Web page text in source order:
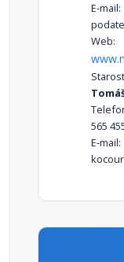
E-mail:
Web:
565
E-mail: